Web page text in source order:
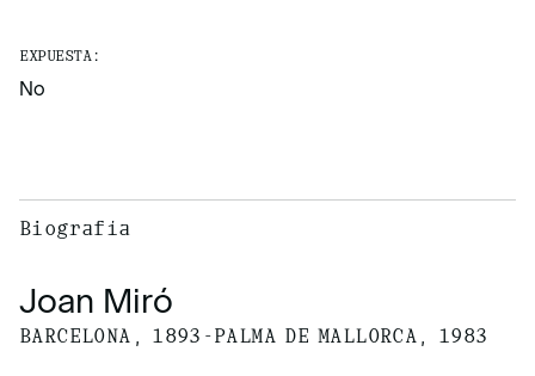
EXPUESTA:
No
Biografía
Joan Miró
BARCELONA, 1893-PALMA DE MALLORCA, 1983